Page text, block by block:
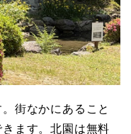
街なかにあること
ます。北園は無料